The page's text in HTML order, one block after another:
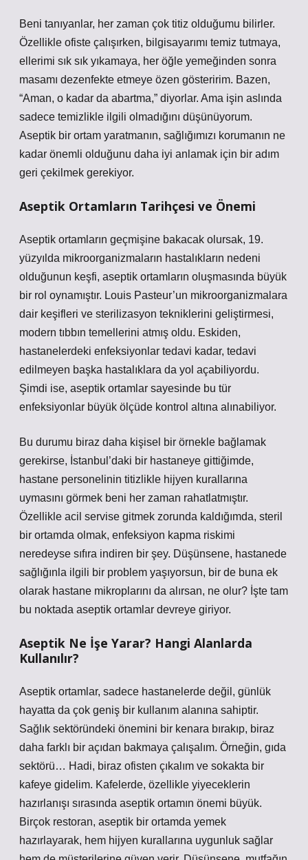
Beni tanıyanlar, her zaman çok titiz olduğumu bilirler.
Özellikle ofiste çalışırken, bilgisayarımı temiz tutmaya,
ellerimi sık sık yıkamaya, her öğle yemeğinden sonra
masamı dezenfekte etmeye özen gösteririm. Bazen,
“Aman, o kadar da abartma,” diyorlar. Ama işin aslında
sadece temizlikle ilgili olmadığını düşünüyorum.
Aseptik bir ortam yaratmanın, sağlığımızı korumanın ne
kadar önemli olduğunu daha iyi anlamak için bir adım
geri çekilmek gerekiyor.
Aseptik Ortamların Tarihçesi ve Önemi
Aseptik ortamların geçmişine bakacak olursak, 19.
yüzyılda mikroorganizmaların hastalıkların nedeni
olduğunun keşfi, aseptik ortamların oluşmasında büyük
bir rol oynamıştır. Louis Pasteur’un mikroorganizmalara
dair keşifleri ve sterilizasyon tekniklerini geliştirmesi,
modern tıbbın temellerini atmış oldu. Eskiden,
hastanelerdeki enfeksiyonlar tedavi kadar, tedavi
edilmeyen başka hastalıklara da yol açabiliyordu.
Şimdi ise, aseptik ortamlar sayesinde bu tür
enfeksiyonlar büyük ölçüde kontrol altına alınabiliyor.
Bu durumu biraz daha kişisel bir örnekle bağlamak
gerekirse, İstanbul’daki bir hastaneye gittiğimde,
hastane personelinin titizlikle hijyen kurallarına
uymasını görmek beni her zaman rahatlatmıştır.
Özellikle acil servise gitmek zorunda kaldığımda, steril
bir ortamda olmak, enfeksiyon kapma riskimi
neredeyse sıfıra indiren bir şey. Düşünsene, hastanede
sağlığınla ilgili bir problem yaşıyorsun, bir de buna ek
olarak hastane mikroplarını da alırsan, ne olur? İşte tam
bu noktada aseptik ortamlar devreye giriyor.
Aseptik Ne İşe Yarar? Hangi Alanlarda
Kullanılır?
Aseptik ortamlar, sadece hastanelerde değil, günlük
hayatta da çok geniş bir kullanım alanına sahiptir.
Sağlık sektöründeki önemini bir kenara bırakıp, biraz
daha farklı bir açıdan bakmaya çalışalım. Örneğin, gıda
sektörü… Hadi, biraz ofisten çıkalım ve sokakta bir
kafeye gidelim. Kafelerde, özellikle yiyeceklerin
hazırlanışı sırasında aseptik ortamın önemi büyük.
Birçok restoran, aseptik bir ortamda yemek
hazırlayarak, hem hijyen kurallarına uygunluk sağlar